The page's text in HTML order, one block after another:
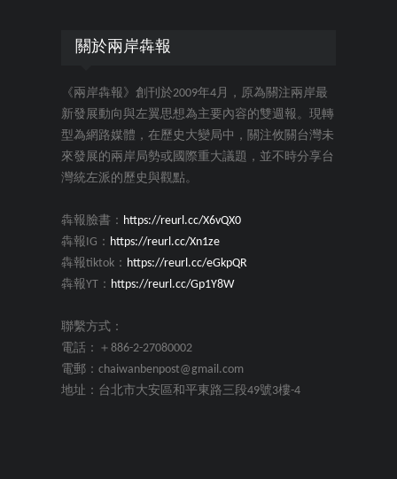
關於兩岸犇報
《兩岸犇報》創刊於2009年4月，原為關注兩岸最
新發展動向與左翼思想為主要內容的雙週報。現轉
型為網路媒體，在歷史大變局中，關注攸關台灣未
來發展的兩岸局勢或國際重大議題，並不時分享台
灣統左派的歷史與觀點。
犇報臉書： https://reurl.cc/X6vQX0
犇報IG： https://reurl.cc/Xn1ze
犇報tiktok： https://reurl.cc/eGkpQR
犇報YT： https://reurl.cc/Gp1Y8W
聯繫方式：
電話：＋886-2-27080002
電郵：chaiwanbenpost@gmail.com
地址：台北市大安區和平東路三段49號3樓-4